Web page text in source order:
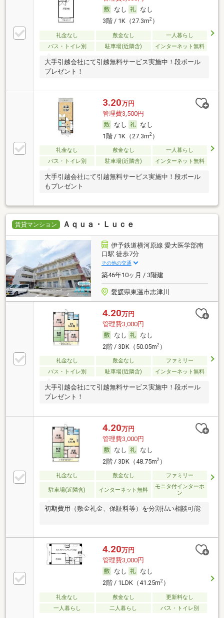
なし
なし
3階 / 1K（27.3m2）
礼金なし 敷金なし
一人暮らし
バス・トイレ別
駐車場(近隣含) インターネット無料
大手引越会社にて引越無料サービス実施中！段ボール
プレゼント！
3.20万円
管理費3,500円
なし
なし
1階 / 1K（27.3m2）
礼金なし 敷金なし
一人暮らし
バス・トイレ別
駐車場(近隣含) インターネット無料
大手引越会社にて引越無料サービス実施中！段ボール
もプレゼント
賃貸マンション Ａｑｕａ・Ｌｕｃｅ
伊予鉄道横河原線 愛大医学部南
口駅 徒歩7分
その他の交通
築46年10ヶ月 / 3階建
愛媛県東温市志津川
4.20万円
管理費3,000円
なし
なし
2階 / 3DK（50.05m2）
礼金なし 敷金なし
ファミリー
バス・トイレ別
駐車場(近隣含) インターネット無料
大手引越会社にて引越無料サービス実施中！段ボール
プレゼント！
4.20万円
管理費3,000円
なし
なし
2階 / 3DK（48.75m2）
礼金なし 敷金なし ファミリー
駐車場(近隣含) インターネット無料
モニタ付インターホ
ン
初期費用（敷金礼金、保証料等）を分割払い相談可能
4.20万円
管理費3,000円
なし
なし
2階 / 1LDK（41.25m2）
礼金なし 敷金なし
更新料なし
一人暮らし
二人暮らし バス・トイレ別